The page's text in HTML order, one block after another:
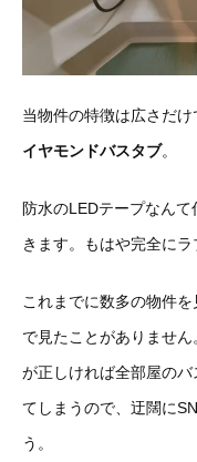
当物件の特徴は広さだ
イヤモンドバスタブ。
防水のLEDテープなん
きます。もはや完全にラ
これまでに数多の物件
で見たことがありませ
が正しければ全部屋の
てしまうので、迂闊に
う。